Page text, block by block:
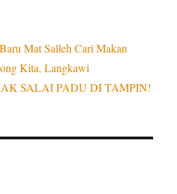
Mat Salleh Cari Makan
Kita, Langkawi
SALAI PADU DI TAMPIN!